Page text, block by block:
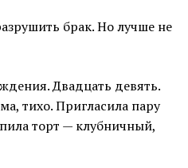
брак. Но лучше не
Двадцать девять.
тихо. Пригласила пару
торт — клубничный,